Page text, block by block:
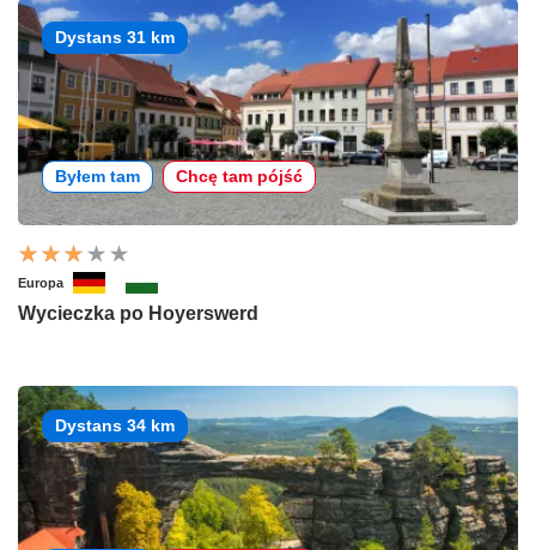
Dystans 31 km
Byłem tam Chcę tam pójść
Europa
Wycieczka po Hoyerswerd
Dystans 34 km